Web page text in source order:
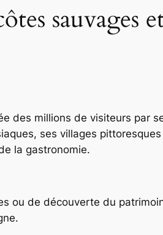
sauvages
des millions de visiteurs par
ses villages
la gastronomie.
ou de découverte du